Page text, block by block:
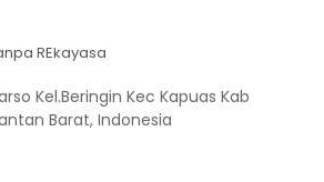
REkayasa
Kel.Beringin Kec Kapuas Kab
Barat, Indonesia